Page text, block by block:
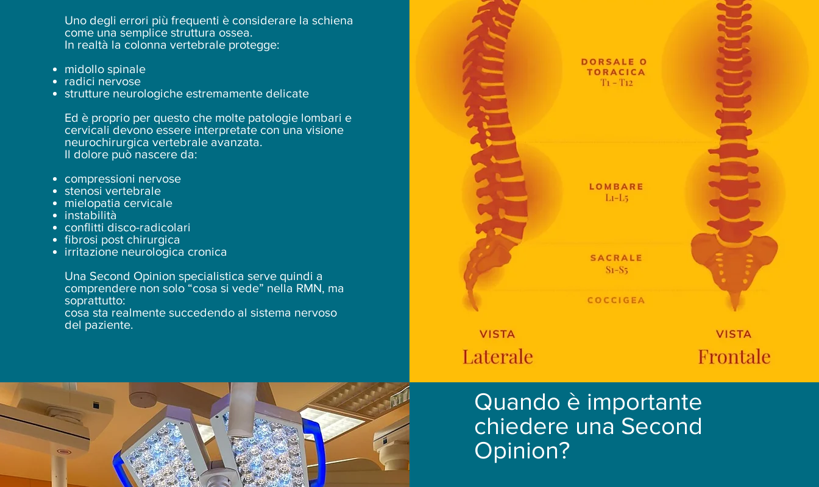
Uno degli errori più frequenti è considerare la schiena
come una semplice struttura ossea.
In realtà la colonna vertebrale protegge:
midollo spinale
radici nervose
strutture neurologiche estremamente delicate
Ed è proprio per questo che molte patologie lombari e
cervicali devono essere interpretate con una visione
neurochirurgica vertebrale avanzata.
Il dolore può nascere da:
compressioni nervose
stenosi vertebrale
mielopatia cervicale
instabilità
conflitti disco-radicolari
fibrosi post chirurgica
irritazione neurologica cronica
Una Second Opinion specialistica serve quindi a
comprendere non solo “cosa si vede” nella RMN, ma
soprattutto:
cosa sta realmente succedendo al sistema nervoso
del paziente.
Quando è importante
chiedere una Second
Opinion?